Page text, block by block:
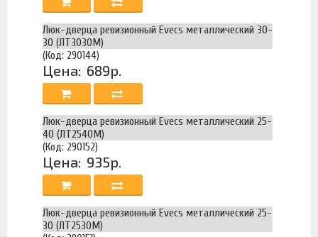
Люк-дверца ревизионный Evecs металлический 30-
30 (ЛТ3030М)
(Код: 290144)
Цена: 689р.
Люк-дверца ревизионный Evecs металлический 25-
40 (ЛТ2540М)
(Код: 290152)
Цена: 935р.
Люк-дверца ревизионный Evecs металлический 25-
30 (ЛТ2530М)